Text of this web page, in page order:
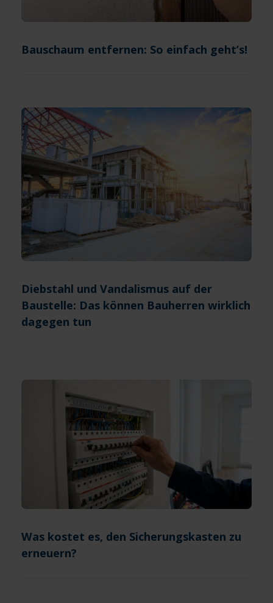
Bauschaum entfernen: So einfach geht’s!
Diebstahl und Vandalismus auf der
Baustelle: Das können Bauherren wirklich
dagegen tun
Was kostet es, den Sicherungskasten zu
erneuern?